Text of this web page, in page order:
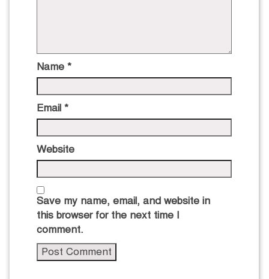
Name *
Email *
Website
Save my name, email, and website in
this browser for the next time I
comment.